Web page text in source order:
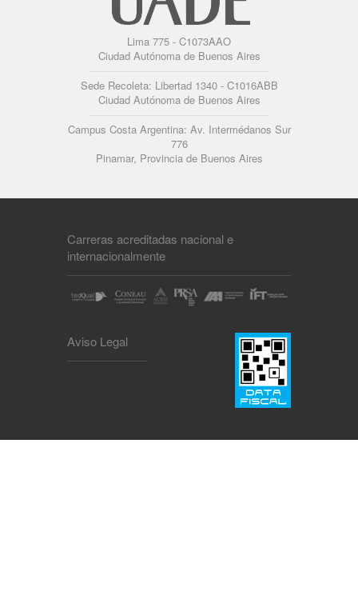
Lima 775 - C1073AAO
Ciudad Autónoma de Buenos Aires
Sede Recoleta: Libertad 1340 - C1016ABB
Ciudad Autónoma de Buenos Aires
Campus Costa Argentina: Av. Intermédanos Sur
776
Pinamar, Provincia de Buenos Aires
Carreras acreditadas nacional e
internacionalmente
Aviso Legal